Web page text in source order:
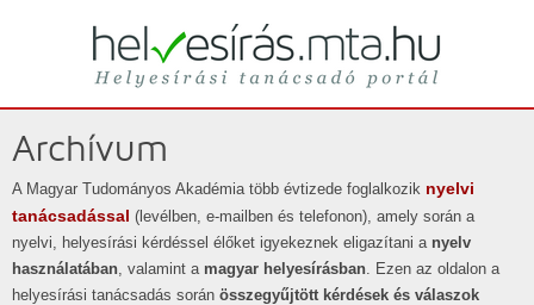
helyesírás
Helyesírási tanácsadó portál
Archívum
A Magyar Tudományos Akadémia több évtizede foglalkozik nyelvi
tanácsadással (levélben, e-mailben és telefonon), amely során a
nyelvi, helyesírási kérdéssel élőket igyekeznek eligazítani a nyelv
használatában , valamint a magyar helyesírásban . Ezen az oldalon a
helyesírási tanácsadás során összegyűjtött kérdések és válaszok